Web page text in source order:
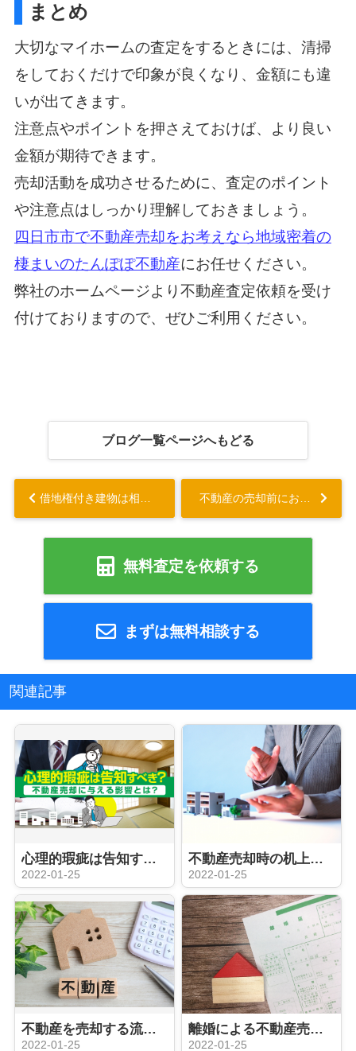
まとめ
大切なマイホームの査定をするときには、清掃
をしておくだけで印象が良くなり、金額にも違
いが出てきます。
注意点やポイントを押さえておけば、より良い
金額が期待できます。
売却活動を成功させるために、査定のポイント
や注意点はしっかり理解しておきましょう。
四日市市で不動産売却をお考えなら地域密着の
棲まいのたんぽぽ不動産にお任せください。
弊社のホームページより不動産査定依頼を受け
付けておりますので、ぜひご利用ください。
ブログ一覧ページへもどる
無料査定を依頼する
まずは無料相談する
関連記事
心理的瑕疵は告知すべき？不動産売却に与える影響とは？
2022-01-25
不動産売却時の机上査定と訪問査定って何が違う？査定のメリットも解説
2022-01-25
不動産を売却する流れを把握しよう！媒介契約を選ぶポイントも解説
2022-01-25
離婚による不動産売却はどの媒介契約を選ぶべき？売却時の注意点も解説
2022-01-25